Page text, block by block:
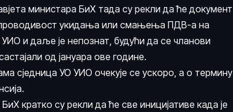
министара БиХ тада су рекли да ће документ
укидања или смањења ПДВ-а на
и даље је непознат, будући да се чланови
од јануара ове године.
сједница УО УИО очекује се ускоро, а о термину
кратко су рекли да ће све иницијативе када је